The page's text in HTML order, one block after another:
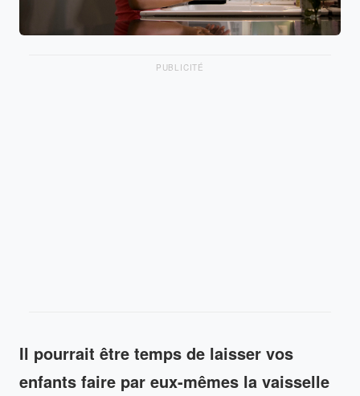
PUBLICITÉ
Il pourrait être temps de laisser vos
enfants faire par eux-mêmes la vaisselle